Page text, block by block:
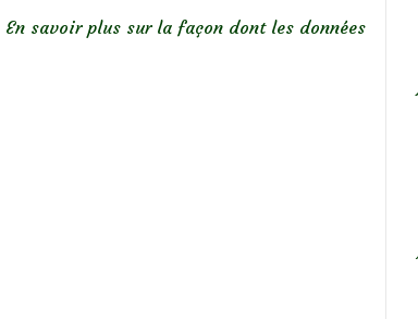
En savoir plus sur la façon dont les données